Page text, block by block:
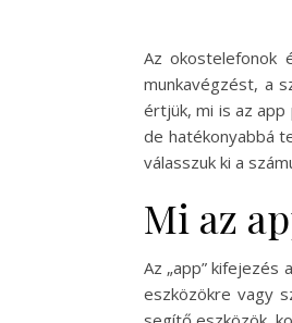
Az okostelefonok
munkavégzést, a
értjük, mi is az app
de hatékonyabbá
válasszuk ki a
Mi az
Az „app” kifejezés
eszközökre vagy